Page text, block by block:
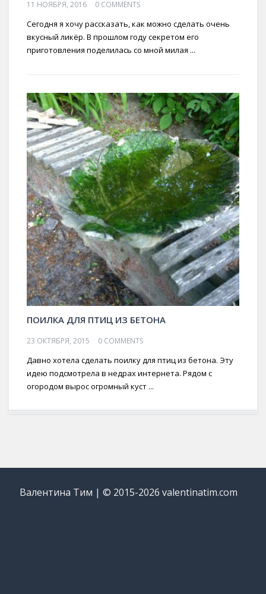
11 НОЯБРЯ, 2016 0 COMMENTS
Сегодня я хочу рассказать, как можно сделать очень
вкусный ликёр. В прошлом году секретом его
приготовления поделилась со мной милая ...
ПОИЛКА ДЛЯ ПТИЦ ИЗ БЕТОНА
23 ОКТЯБРЯ, 2015 0 COMMENTS
Давно хотела сделать поилку для птиц из бетона. Эту
идею подсмотрела в недрах интернета. Рядом с
огородом вырос огромный куст ...
Валентина Тим | © 2015-2026 valentinatim.com